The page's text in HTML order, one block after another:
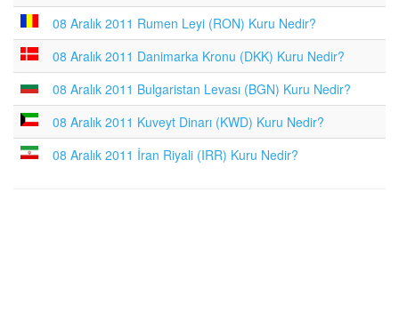
08 Aralık 2011 Rumen Leyi (RON) Kuru Nedir?
08 Aralık 2011 Danimarka Kronu (DKK) Kuru Nedir?
08 Aralık 2011 Bulgaristan Levası (BGN) Kuru Nedir?
08 Aralık 2011 Kuveyt Dinarı (KWD) Kuru Nedir?
08 Aralık 2011 İran Riyali (IRR) Kuru Nedir?